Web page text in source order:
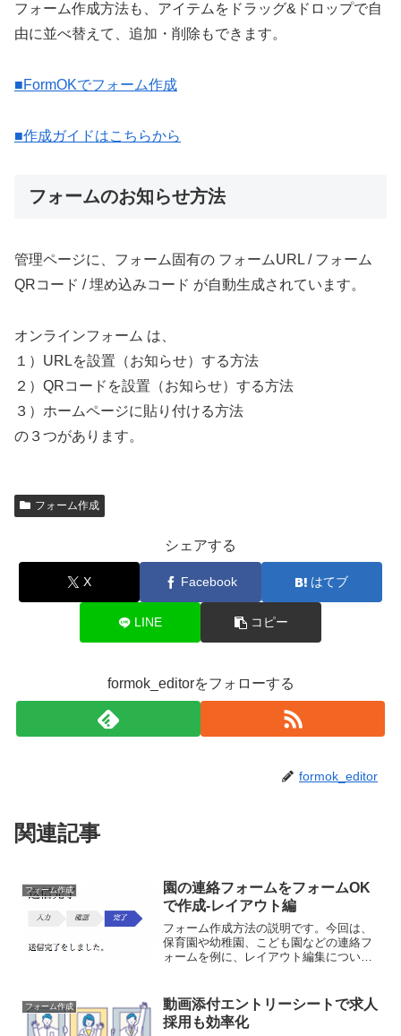
フォーム作成方法も、アイテムをドラッグ&ドロップで自
由に並べ替えて、追加・削除もできます。
■FormOKでフォーム作成
■作成ガイドはこちらから
フォームのお知らせ方法
管理ページに、フォーム固有の フォームURL / フォーム
QRコード / 埋め込みコード が自動生成されています。
オンラインフォーム は、
１）URLを設置（お知らせ）する方法
２）QRコードを設置（お知らせ）する方法
３）ホームページに貼り付ける方法
の３つがあります。
フォーム作成
シェアする
X Facebook はてブ
LINE コピー
formok_editorをフォローする
formok_editor
関連記事
フォーム作成
園の連絡フォームをフォームOK
で作成-レイアウト編
フォーム作成方法の説明です。今回は、
保育園や幼稚園、こども園などの連絡フ
ォームを例に、レイアウト編集について
えて、フォーム利用による業務の効率化
をご提案いたします。
フォーム作成
動画添付エントリーシートで求人
採用も効率化